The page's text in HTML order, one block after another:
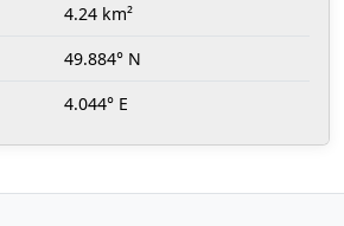
4.24 km²
49.884° N
4.044° E